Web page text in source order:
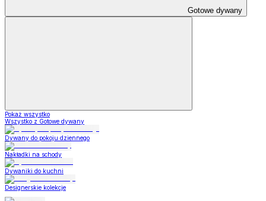
Gotowe dywany
Pokaż wszystko
Wszystko z Gotowe dywany
Dywany do pokoju dziennego
Nakładki na schody
Dywaniki do kuchni
Designerskie kolekcje